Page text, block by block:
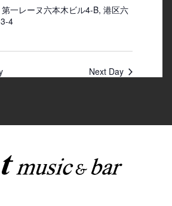
第一レーヌ六本木ビル4-B, 港区六
4
Next Day